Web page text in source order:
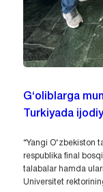
G‘oliblarga
Turkiyada
“Yangi O‘zbekiston
respublika final
talabalar hamda
Universitet